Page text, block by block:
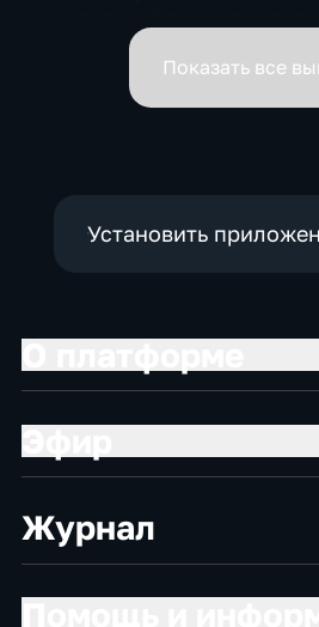
вице-премьеров
Показать все
Установить
Журнал